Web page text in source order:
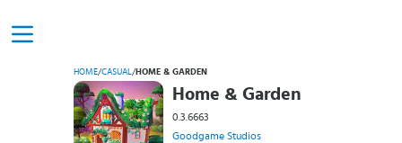
HOME/CASUAL/ HOME & GARDEN
Home & Garden
0.3.6663
Goodgame Studios